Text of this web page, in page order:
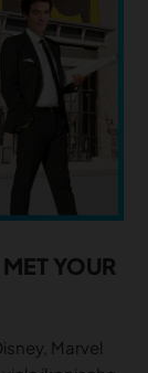
YOUR
Marvel